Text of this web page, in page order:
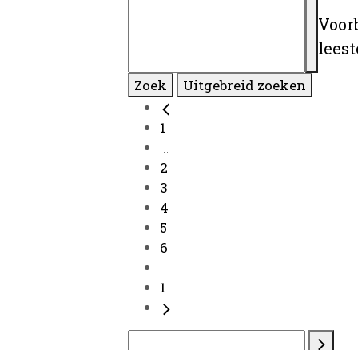
Zoek Uitgebreid zoeken
1
...
2
3
4
5
6
...
1